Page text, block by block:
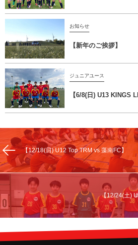
お知らせ
【新年のご挨拶】
ジュニアユース
【6/8(日) U13 KINGS
【12/18(日) U12 Top TRM vs 藻南FC】
【12/24(土)